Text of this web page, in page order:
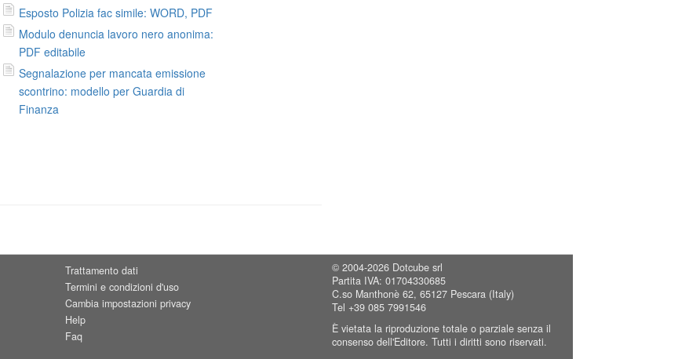
Esposto Polizia fac simile: WORD, PDF
Modulo denuncia lavoro nero anonima:
PDF editabile
Segnalazione per mancata emissione
scontrino: modello per Guardia di
Finanza
Trattamento dati
Termini e condizioni d'uso
Cambia impostazioni privacy
Help
Faq
© 2004-2026 Dotcube srl
Partita IVA: 01704330685
C.so Manthonè 62, 65127 Pescara (Italy)
Tel +39 085 7991546
È vietata la riproduzione totale o parziale senza il
consenso dell'Editore. Tutti i diritti sono riservati.